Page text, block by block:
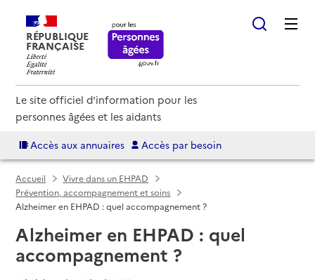
RÉPUBLIQUE
FRANÇAISE
Le site officiel d'information pour les
personnes âgées et les aidants
Accès aux annuaires Accès par besoin
Accueil
Vivre dans un EHPAD
Prévention, accompagnement et soins
Alzheimer en EHPAD : quel accompagnement ?
Alzheimer en EHPAD : quel
accompagnement ?